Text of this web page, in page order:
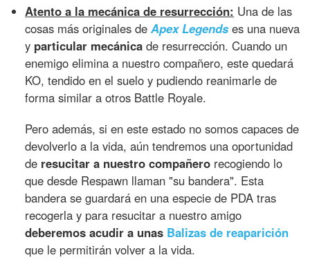
Atento a la mecánica de resurrección: Una de las
cosas más originales deApex Legendses una nueva
y particular mecánica de resurrección. Cuando un
enemigo elimina a nuestro compañero, este quedará
KO, tendido en el suelo y pudiendo reanimarle de
forma similar a otros Battle Royale.
Pero además, si en este estado no somos capaces de
devolverlo a la vida, aún tendremos una oportunidad
de resucitar a nuestro compañero recogiendo lo
que desde Respawn llaman "su bandera". Esta
bandera se guardará en una especie de PDA tras
recogerla y para resucitar a nuestro amigo
deberemos acudir a unas Balizas de reaparición
que le permitirán volver a la vida.